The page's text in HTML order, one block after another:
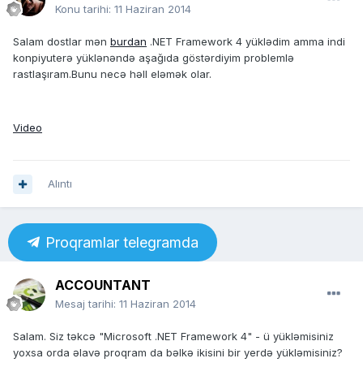
Konu tarihi: 11 Haziran 2014
Salam dostlar mən burdan .NET Framework 4 yüklədim amma indi
konpiyuterə yüklənəndə aşağıda göstərdiyim problemlə
rastlaşıram.Bunu necə həll eləmək olar.
Video
Alıntı
Proqramlar telegramda
ACCOUNTANT
Mesaj tarihi: 11 Haziran 2014
Salam. Siz təkcə "Microsoft .NET Framework 4" - ü yükləmisiniz
yoxsa orda əlavə proqram da bəlkə ikisini bir yerdə yükləmisiniz?